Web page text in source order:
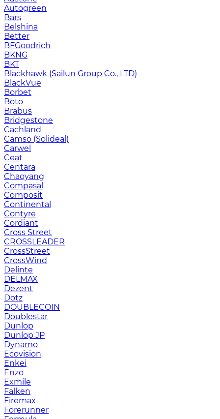
Autogreen
Bars
Belshina
Better
BFGoodrich
BKNG
BKT
Blackhawk (Sailun Group Co., LTD)
BlackVue
Borbet
Boto
Brabus
Bridgestone
Cachland
Camso (Solideal)
Carwel
Ceat
Centara
Chaoyang
Compasal
Composit
Continental
Contyre
Cordiant
Cross Street
CROSSLEADER
CrossStreet
CrossWind
Delinte
DELMAX
Dezent
Dotz
DOUBLECOIN
Doublestar
Dunlop
Dunlop JP
Dynamo
Ecovision
Enkei
Enzo
Exmile
Falken
Firemax
Forerunner